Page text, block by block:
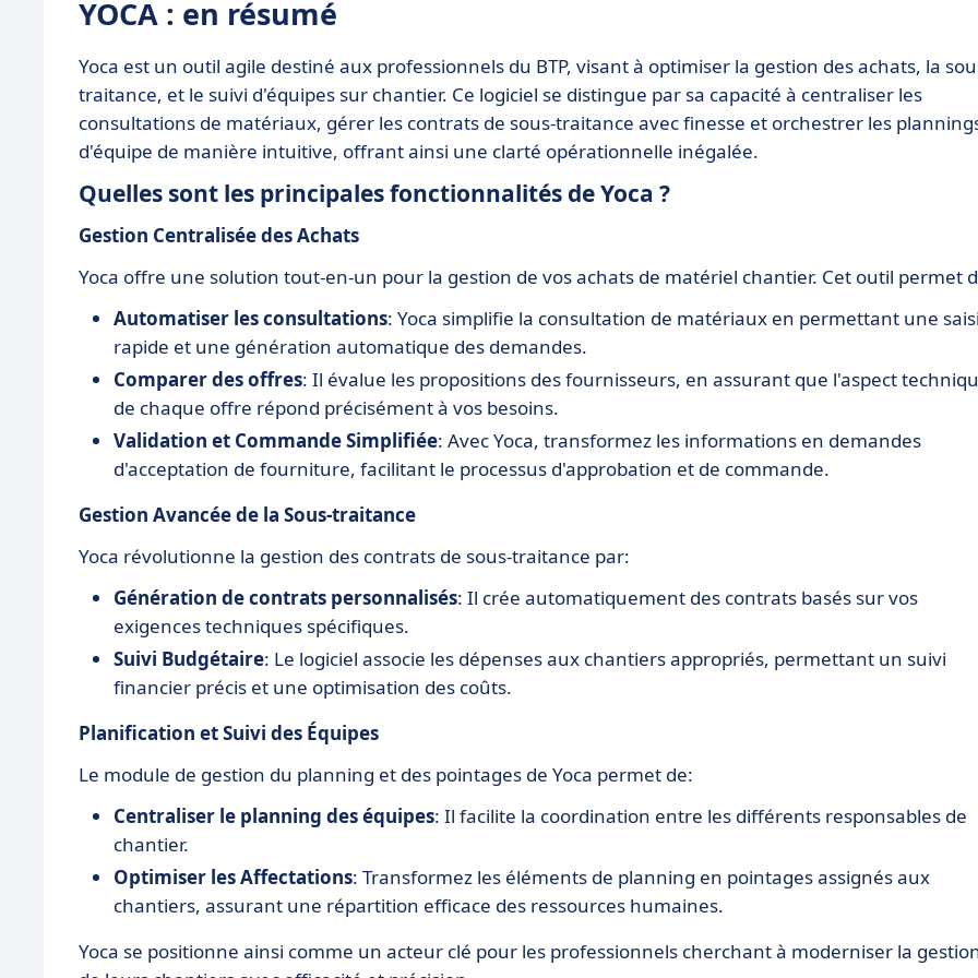
YOCA : en résumé
Yoca est un outil agile destiné aux professionnels du BTP, visant à optimiser la gestion des achats, la
traitance, et le suivi d'équipes sur chantier. Ce logiciel se distingue par sa capacité à centraliser les
consultations de matériaux, gérer les contrats de sous-traitance avec finesse et orchestrer les
d'équipe de manière intuitive, offrant ainsi une clarté opérationnelle inégalée.
Quelles sont les principales fonctionnalités de Yoca ?
Gestion Centralisée des Achats
Yoca offre une solution tout-en-un pour la gestion de vos achats de matériel chantier. Cet outil permet
Automatiser les consultations: Yoca simplifie la consultation de matériaux en permettant une
rapide et une génération automatique des demandes.
Comparer des offres: Il évalue les propositions des fournisseurs, en assurant que l'aspect
de chaque offre répond précisément à vos besoins.
Validation et Commande Simplifiée: Avec Yoca, transformez les informations en demandes
d'acceptation de fourniture, facilitant le processus d'approbation et de commande.
Gestion Avancée de la Sous-traitance
Yoca révolutionne la gestion des contrats de sous-traitance par:
Génération de contrats personnalisés: Il crée automatiquement des contrats basés sur vos
exigences techniques spécifiques.
Suivi Budgétaire: Le logiciel associe les dépenses aux chantiers appropriés, permettant un suivi
financier précis et une optimisation des coûts.
Planification et Suivi des Équipes
Le module de gestion du planning et des pointages de Yoca permet de:
Centraliser le planning des équipes: Il facilite la coordination entre les différents responsables de
chantier.
Optimiser les Affectations: Transformez les éléments de planning en pointages assignés aux
chantiers, assurant une répartition efficace des ressources humaines.
Yoca se positionne ainsi comme un acteur clé pour les professionnels cherchant à moderniser la